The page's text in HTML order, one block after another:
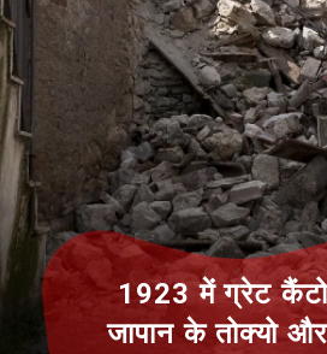
1923 में ग्रेट
जापान के तोक्यो और